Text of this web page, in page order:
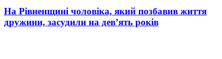
На Рівненщині чоловіка, який позбавив життя
дружини, засудили на дев’ять років